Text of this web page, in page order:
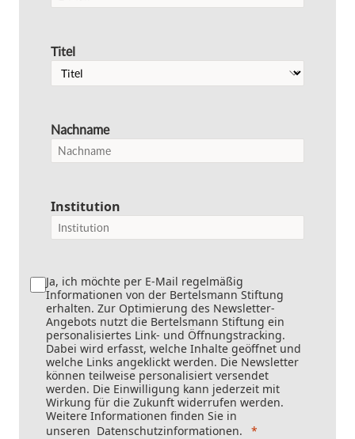
Titel
Nachname
Institution
Ja, ich möchte per E-Mail regelmäßig
Informationen von der Bertelsmann Stiftung
erhalten. Zur Optimierung des Newsletter-
Angebots nutzt die Bertelsmann Stiftung ein
personalisiertes Link- und Öffnungstracking.
Dabei wird erfasst, welche Inhalte geöffnet und
welche Links angeklickt werden. Die Newsletter
können teilweise personalisiert versendet
werden. Die Einwilligung kann jederzeit mit
Wirkung für die Zukunft widerrufen werden.
Weitere Informationen finden Sie in
unseren Datenschutzinformationen.